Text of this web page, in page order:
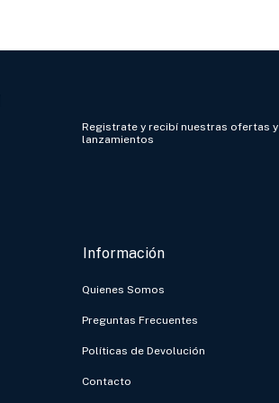
Registrate y recibí nuestras ofertas y
lanzamientos
Información
Quienes Somos
Preguntas Frecuentes
Políticas de Devolución
Contacto